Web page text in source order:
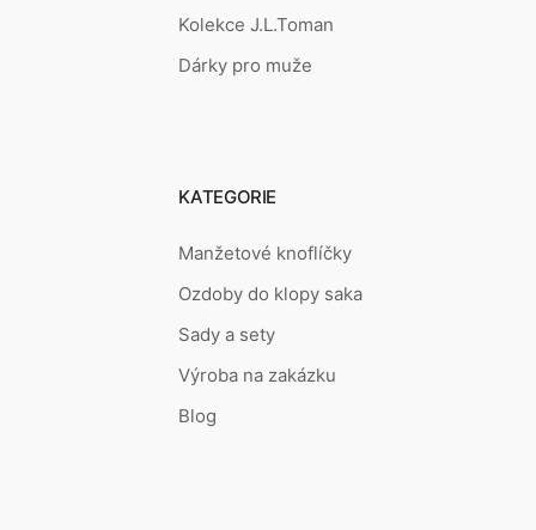
Kolekce J.L.Toman
Dárky pro muže
KATEGORIE
Manžetové knoflíčky
Ozdoby do klopy saka
Sady a sety
Výroba na zakázku
Blog